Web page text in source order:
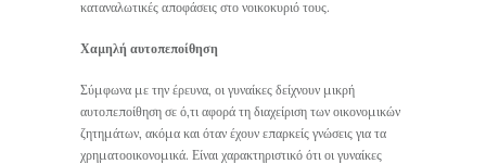
καταναλωτικές αποφάσεις στο νοικοκυριό τους.
Χαμηλή αυτοπεποίθηση
Σύμφωνα με την έρευνα, οι γυναίκες δείχνουν μικρή
αυτοπεποίθηση σε ό,τι αφορά τη διαχείριση των οικονομικών
ζητημάτων, ακόμα και όταν έχουν επαρκείς γνώσεις για τα
χρηματοοικονομικά. Είναι χαρακτηριστικό ότι οι γυναίκες